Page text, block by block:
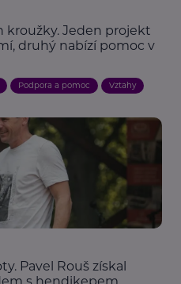
kroužky. Jeden projekt
druhý nabízí pomoc v
Podpora a pomoc Vztahy
Pavel Rouš získal
s hendikepem